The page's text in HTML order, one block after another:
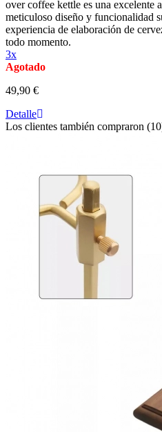
over coffee kettle es una excelente
meticuloso diseño y funcionalidad
experiencia de elaboración de
todo momento.
3x
Agotado
49,90 €
Detalle
Los clientes también compraron